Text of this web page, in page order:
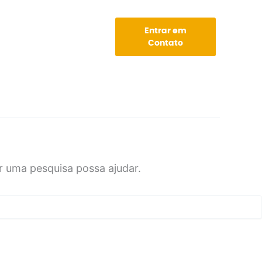
Entrar em
Contato
pesquisa possa ajudar.